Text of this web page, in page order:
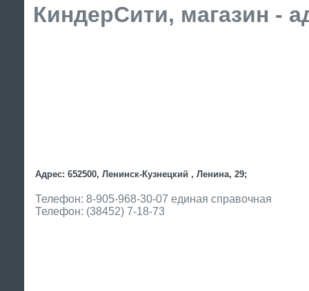
КиндерСити, магазин -
Адрес: 652500, Ленинск-Кузнецкий , Ленина, 29;
Телефон: 8-905-968-30-07 единая справочная
Телефон: (38452) 7-18-73